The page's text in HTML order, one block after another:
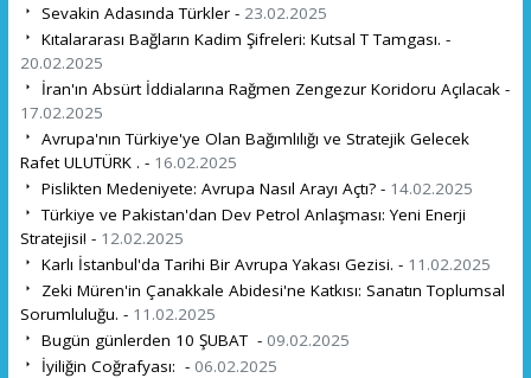
Sevakin Adasında Türkler - 23.02.2025
Kıtalararası Bağların Kadim Şifreleri: Kutsal T Tamgası. -
20.02.2025
İran'ın Absürt İddialarına Rağmen Zengezur Koridoru Açılacak -
17.02.2025
Avrupa'nın Türkiye'ye Olan Bağımlılığı ve Stratejik Gelecek
Rafet ULUTÜRK . - 16.02.2025
Pislikten Medeniyete: Avrupa Nasıl Arayı Açtı? - 14.02.2025
Türkiye ve Pakistan'dan Dev Petrol Anlaşması: Yeni Enerji
Stratejisi! - 12.02.2025
Karlı İstanbul'da Tarihi Bir Avrupa Yakası Gezisi. - 11.02.2025
Zeki Müren'in Çanakkale Abidesi'ne Katkısı: Sanatın Toplumsal
Sorumluluğu. - 11.02.2025
Bugün günlerden 10 ŞUBAT - 09.02.2025
İyiliğin Coğrafyası: - 06.02.2025